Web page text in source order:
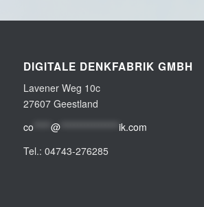
DIGITALE DENKFABRIK GMBH
Lavener Weg 10c
27607 Geestland
co
@***************** ik.com
Tel.: 04743-276285